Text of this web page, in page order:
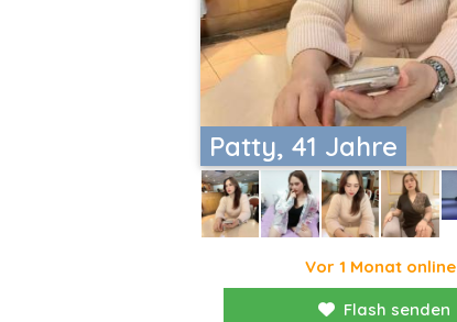
Patty, 41 Jahre
Vor 1 Monat online
Flash senden